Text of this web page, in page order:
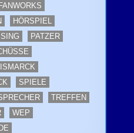
HÖRSPIEL
PATZER
SPIELE
TREFFEN
WEP